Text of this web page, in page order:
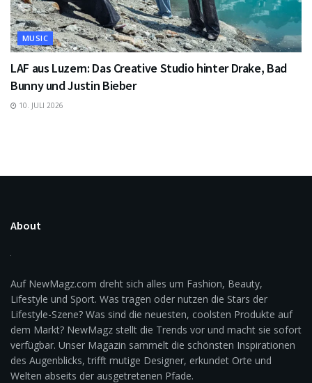
MUSIC
LAF aus Luzern: Das Creative Studio hinter Drake, Bad
Bunny und Justin Bieber
10. JULI 2026
About
Auf NewMagz.com dreht sich alles um Fashion, Beauty,
Lifestyle und Sport. Was tragen oder nutzen die Stars der
Lifestyle-Szene? Was sind die neuesten, coolsten Produkte auf
dem Markt? NewMagz stellt die Trends vor und macht sie sofort
verfügbar. Unser Magazin sammelt die schönsten Inspirationen
des Augenblicks, trifft mutige Designer, erkundet Orte und
Welten abseits der ausgetretenen Pfade.